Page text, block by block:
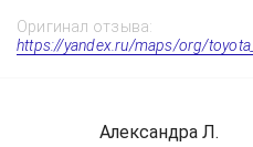
Оригинал отзыва:
https://yandex.ru/maps/org/
Александра Л.